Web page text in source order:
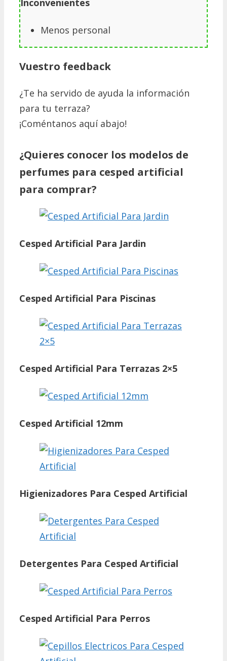
Inconvenientes
Menos personal
Vuestro feedback
¿Te ha servido de ayuda la información
para tu terraza?
¡Coméntanos aquí abajo!
¿Quieres conocer los modelos de
perfumes para cesped artificial
para comprar?
Cesped Artificial Para Jardin
Cesped Artificial Para Piscinas
Cesped Artificial Para Terrazas 2×5
Cesped Artificial 12mm
Higienizadores Para Cesped Artificial
Detergentes Para Cesped Artificial
Cesped Artificial Para Perros